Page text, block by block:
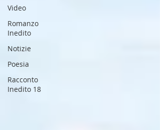
Video
Romanzo
Inedito
Notizie
Poesia
Racconto
Inedito 18